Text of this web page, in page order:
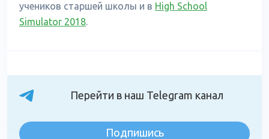
учеников старшей школы и в High School
Simulator 2018.
Перейти в наш Telegram канал
Подпишись